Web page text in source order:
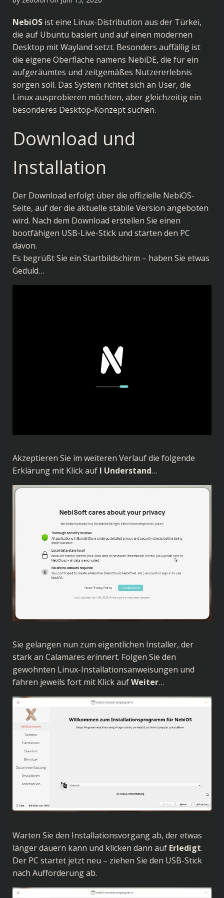
NebiOS ist eine Linux-Distribution aus der Türkei,
die auf Ubuntu basiert und auf einen modernen
Desktop mit Wayland setzt. Besonders auffällig ist
die eigene Oberfläche namens NebiDE, die für ein
aufgeräumtes und zeitgemäßes Nutzererlebnis
sorgen soll. Das System richtet sich an User, die
Linux ausprobieren möchten, aber gleichzeitig ein
besonderes Desktop-Konzept suchen.
Download und
Installation
Der Download erfolgt über die offizielle NebiOS-
Seite, auf der die aktuelle stabile Version angeboten
wird. Nach dem Download erstellen Sie einen
bootfähigen USB-Live-Stick und starten den PC
davon.
Es begrüßt Sie ein Startbildschirm – haben Sie etwas
Geduld…
Akzeptieren Sie im weiteren Verlauf die folgende
Erklärung mit Klick auf I Understand…
Sie gelangen nun zum eigentlichen Installer, der
stark an Calamares erinnert. Folgen Sie den
gewohnten Linux-Installationsanweisungen und
fahren jeweils fort mit Klick aufWeiter…
Warten Sie den Installationsvorgang ab, der etwas
länger dauern kann und klicken dann auf Erledigt.
Der PC startet jetzt neu – ziehen Sie den USB-Stick
nach Aufforderung ab.